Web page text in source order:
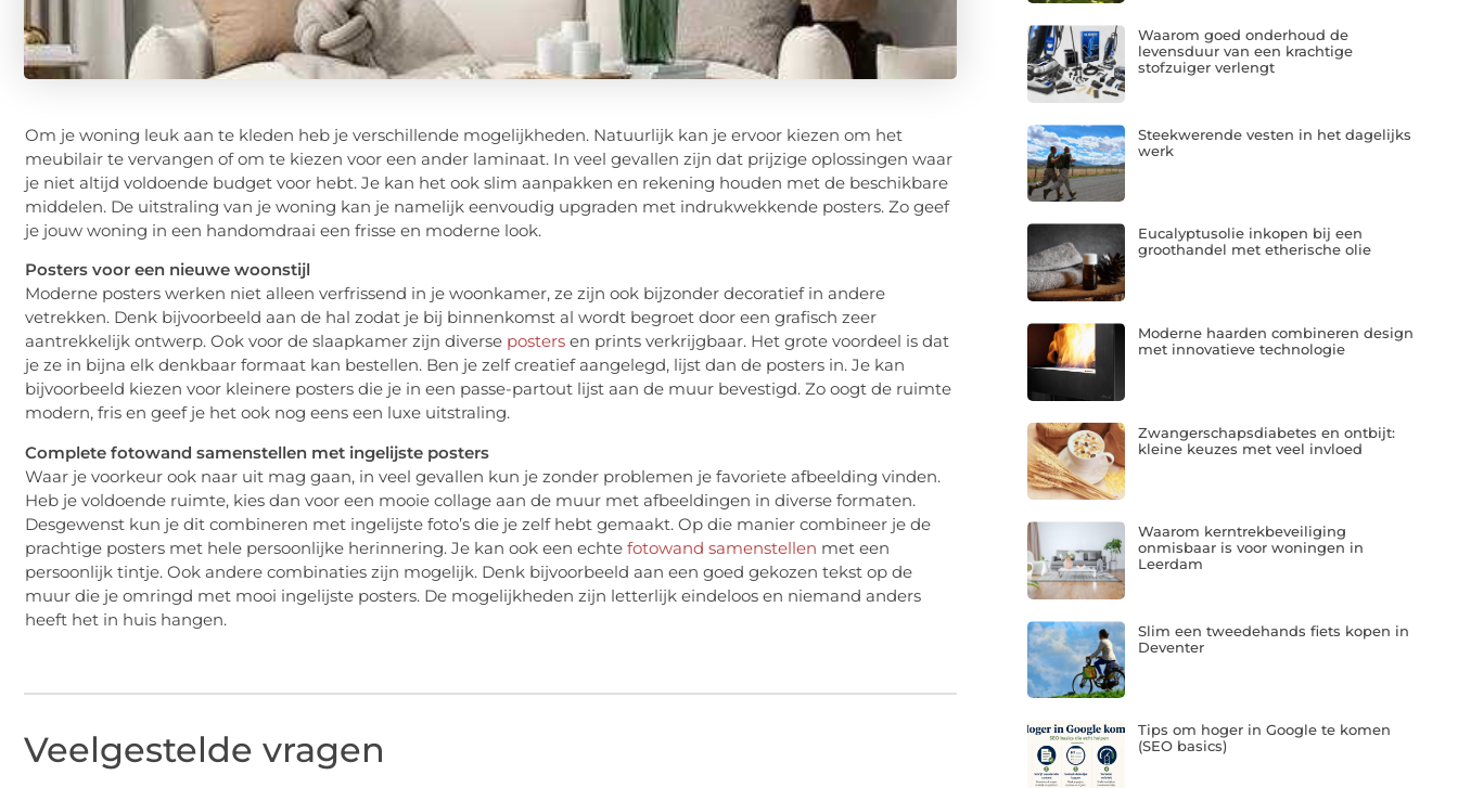
Om je woning leuk aan te kleden heb je verschillende mogelijkheden. Natuurlijk kan je ervoor kiezen om het
meubilair te vervangen of om te kiezen voor een ander laminaat. In veel gevallen zijn dat prijzige oplossingen waar
je niet altijd voldoende budget voor hebt. Je kan het ook slim aanpakken en rekening houden met de beschikbare
middelen. De uitstraling van je woning kan je namelijk eenvoudig upgraden met indrukwekkende posters. Zo geef
je jouw woning in een handomdraai een frisse en moderne look.
Posters voor een nieuwe woonstijl
Moderne posters werken niet alleen verfrissend in je woonkamer, ze zijn ook bijzonder decoratief in andere
vetrekken. Denk bijvoorbeeld aan de hal zodat je bij binnenkomst al wordt begroet door een grafisch zeer
aantrekkelijk ontwerp. Ook voor de slaapkamer zijn diverse posters en prints verkrijgbaar. Het grote voordeel is dat
je ze in bijna elk denkbaar formaat kan bestellen. Ben je zelf creatief aangelegd, lijst dan de posters in. Je kan
bijvoorbeeld kiezen voor kleinere posters die je in een passe-partout lijst aan de muur bevestigd. Zo oogt de ruimte
modern, fris en geef je het ook nog eens een luxe uitstraling.
Complete fotowand samenstellen met ingelijste posters
Waar je voorkeur ook naar uit mag gaan, in veel gevallen kun je zonder problemen je favoriete afbeelding vinden.
Heb je voldoende ruimte, kies dan voor een mooie collage aan de muur met afbeeldingen in diverse formaten.
Desgewenst kun je dit combineren met ingelijste foto’s die je zelf hebt gemaakt. Op die manier combineer je de
prachtige posters met hele persoonlijke herinnering. Je kan ook een echte fotowand samenstellen met een
persoonlijk tintje. Ook andere combinaties zijn mogelijk. Denk bijvoorbeeld aan een goed gekozen tekst op de
muur die je omringd met mooi ingelijste posters. De mogelijkheden zijn letterlijk eindeloos en niemand anders
heeft het in huis hangen.
Veelgestelde vragen
Waarom goed onderhoud de
levensduur van een krachtige
stofzuiger verlengt
Steekwerende vesten in het dagelijks
werk
Eucalyptusolie inkopen bij een
groothandel met etherische olie
Moderne haarden combineren design
met innovatieve technologie
Zwangerschapsdiabetes en ontbijt:
kleine keuzes met veel invloed
Waarom kerntrekbeveiliging
onmisbaar is voor woningen in
Leerdam
Slim een tweedehands fiets kopen in
Deventer
Tips om hoger in Google te komen
(SEO basics)